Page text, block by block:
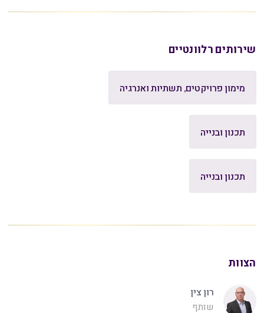
שירותים רלוונטיים
מימון פרויקטים, תשתיות ואנרגיה
תכנון ובנייה
תכנון ובנייה
הצוות
רון צין
שותף